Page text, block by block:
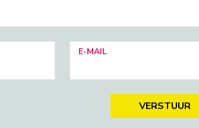
E-MAIL
VERSTUUR